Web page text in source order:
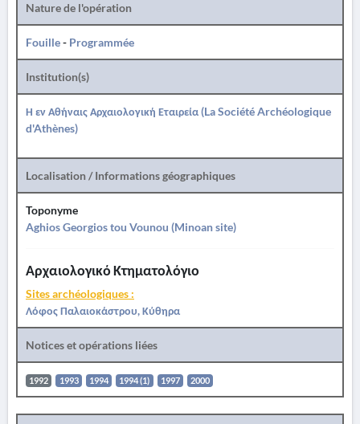
Nature de l'opération
Fouille- Programmée
Institution(s)
Η εν Αθήναις Αρχαιολογική Εταιρεία (La Société Archéologique
d'Athènes)
Localisation / Informations géographiques
Toponyme
Aghios Georgios tou Vounou (Minoan site)
Αρχαιολογικό Κτηματολόγιο
Sites archéologiques :
Λόφος Παλαιοκάστρου, Κύθηρα
Notices et opérations liées
1992 1993 1994 1994 (1) 1997 2000